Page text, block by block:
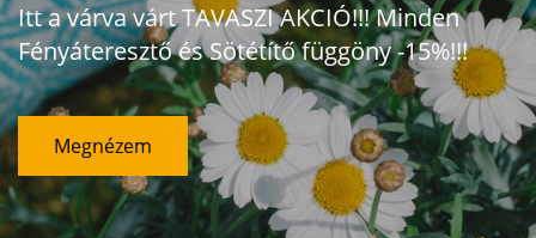
Itt a várva várt TAVASZI AKCIÓ!!! Minden
Fényáteresztő és Sötétítő függöny -15%!!!
Megnézem